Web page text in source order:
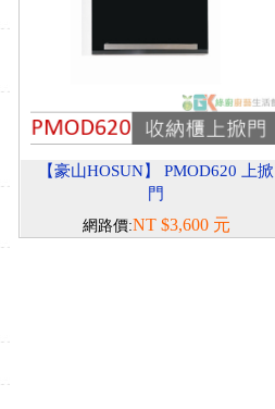
【豪山HOSUN】 PMOD620 上掀
門
網路價:NT $3,600 元